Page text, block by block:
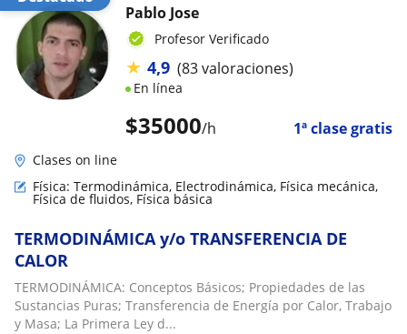
$35000/h 1ª clase gratis
Pablo Jose
Profesor Verificado
★ 4,9 (83 valoraciones)
En línea
Clases on line
Física: Termodinámica, Electrodinámica, Física mecánica,
Física de fluidos, Física básica
TERMODINÁMICA y/o TRANSFERENCIA DE
CALOR
TERMODINÁMICA: Conceptos Básicos; Propiedades de las
Sustancias Puras; Transferencia de Energía por Calor, Trabajo
y Masa; La Primera Ley d...